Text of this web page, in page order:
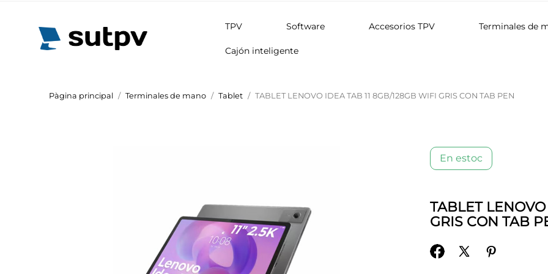
TPV Software Accesorios TPV Terminales de
Cajón inteligente
Pàgina principal Terminales de mano Tablet TABLET LENOVO IDEA TAB 11 8GB/128GB WIFI GRIS CON TAB PEN
En estoc
TABLET
GRIS CON TAB